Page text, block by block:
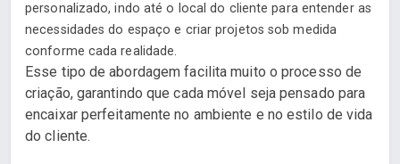
personalizado, indo até o local do cliente para entender as
necessidades do espaço e criar projetos sob medida
conforme cada realidade.
Esse tipo de abordagem facilita muito o processo de
criação, garantindo que cada móvel seja pensado para
encaixar perfeitamente no ambiente e no estilo de vida
do cliente.